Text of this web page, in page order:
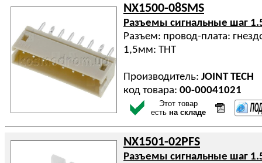
NX1500-08SMS
Разъемы сигнальные шаг
Разъем: провод-плата:
1,5мм: THT
Производитель: JOINT TECH
код товара: 00-00041021
Этот товар
есть на складе
NX1501-02PFS
Разъемы сигнальные шаг